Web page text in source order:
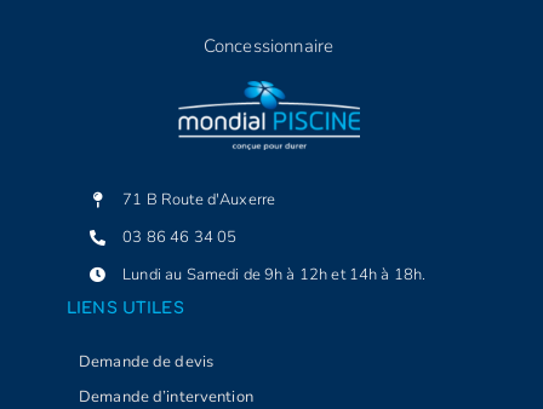
Concessionnaire
71 B Route d'Auxerre
03 86 46 34 05
Lundi au Samedi de 9h à 12h et 14h à 18h.
LIENS UTILES
Demande de devis
Demande d’intervention